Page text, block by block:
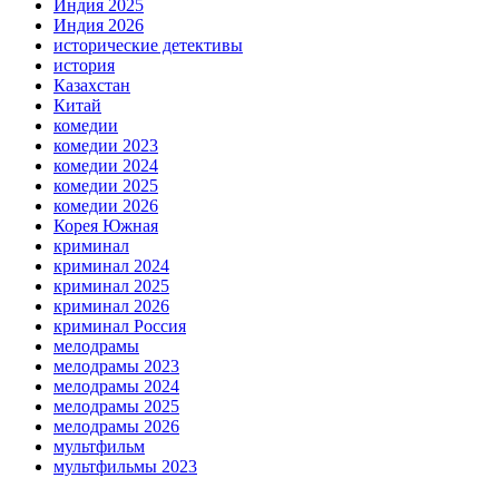
Индия 2025
Индия 2026
исторические детективы
история
Казахстан
Китай
комедии
комедии 2023
комедии 2024
комедии 2025
комедии 2026
Корея Южная
криминал
криминал 2024
криминал 2025
криминал 2026
криминал Россия
мелодрамы
мелодрамы 2023
мелодрамы 2024
мелодрамы 2025
мелодрамы 2026
мультфильм
мультфильмы 2023